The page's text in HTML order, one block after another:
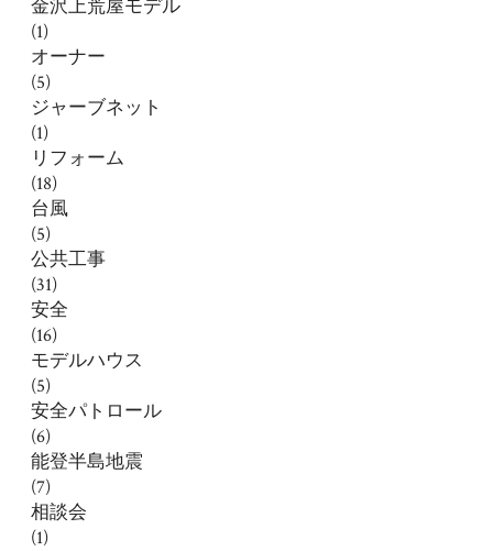
金沢上荒屋モデル
(1)
オーナー
(5)
ジャーブネット
(1)
リフォーム
(18)
台風
(5)
公共工事
(31)
安全
(16)
モデルハウス
(5)
安全パトロール
(6)
能登半島地震
(7)
相談会
(1)